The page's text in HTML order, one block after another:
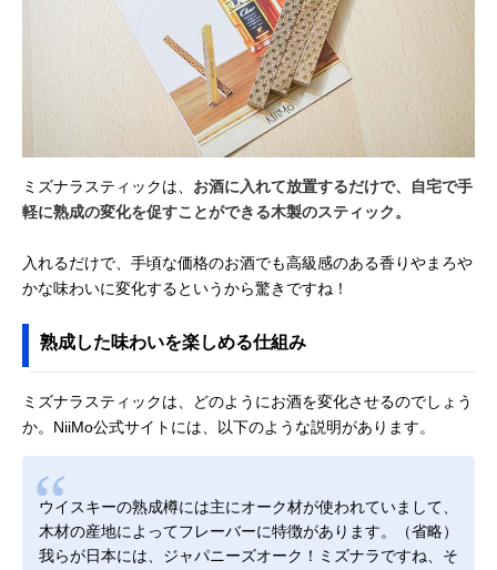
ミズナラスティックは、 お酒に入れて放置するだけで、自宅で手
軽に熟成の変化を促すことができる木製のスティック。
入れるだけで、手頃な価格のお酒でも高級感のある香りやまろや
かな味わいに変化するというから驚きですね！
熟成した味わいを楽しめる仕組み
ミズナラスティックは、どのようにお酒を変化させるのでしょう
か。NiiMo公式サイトには、以下のような説明があります。
ウイスキーの熟成樽には主にオーク材が使われていまして、
木材の産地によってフレーバーに特徴があります。（省略）
我らが日本には、ジャパニーズオーク！ミズナラですね、そ